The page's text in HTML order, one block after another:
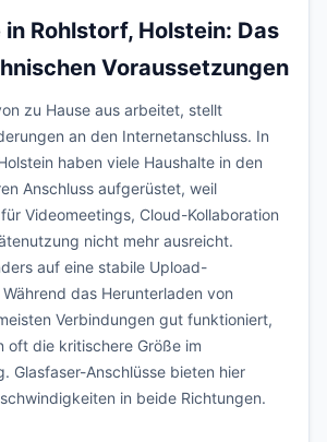
Rohlstorf, Holstein: Das
Voraussetzungen
zu Hause aus arbeitet, stellt
an den Internetanschluss. In
haben viele Haushalte in den
Anschluss aufgerüstet, weil
Videomeetings, Cloud-Kollaboration
nicht mehr ausreicht.
auf eine stabile Upload-
das Herunterladen von
Verbindungen gut funktioniert,
oft die kritischere Größe im
Glasfaser-Anschlüsse bieten hier
in beide Richtungen.